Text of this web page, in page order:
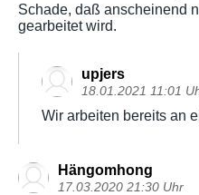
Schade, daß anscheinend
gearbeitet wird.
upjers
18.01.2021 11:01
Wir arbeiten bereits an
Hängomhong
17.03.2020 21:30 Uhr